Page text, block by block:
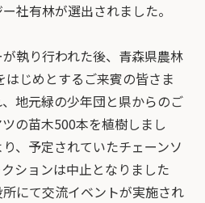
社有林が選出されました。
執り行われた後、青森県農林
じめとするご来賓の皆さま
地元緑の少年団と県からのご
の苗木500本を植樹しまし
、予定されていたチェーンソ
ションは中止となりました
にて交流イベントが実施され